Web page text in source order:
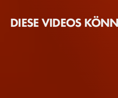
DIESE VIDEOS